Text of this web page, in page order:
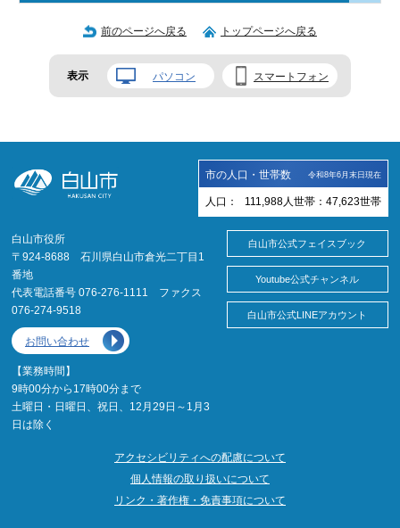
前のページへ戻る トップページへ戻る
表示 パソコン スマートフォン
市の人口・世帯数 令和8年6月末日現在
人口： 111,988 人 世帯： 47,623世帯
白山市役所
〒924-8688 石川県白山市倉光二丁目1
番地
代表電話番号 076-276-1111 ファクス
076-274-9518
お問い合わせ
【業務時間】
9時00分から17時00分まで
土曜日・日曜日、祝日、12月29日～1月3
日は除く
白山市公式フェイスブック
Youtube公式チャンネル
白山市公式LINEアカウント
アクセシビリティへの配慮について
個人情報の取り扱いについて
リンク・著作権・免責事項について